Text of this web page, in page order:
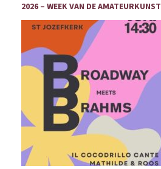
2026 – WEEK VAN DE AMATEURKUNST